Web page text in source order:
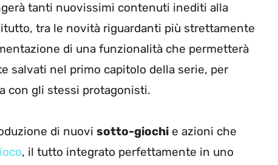
tanti nuovissimi contenuti inediti alla
tra le novità riguardanti più strettamente
di una funzionalità che permetterà
salvati nel primo capitolo della serie, per
con gli stessi protagonisti.
di nuovi sotto-giochi e azioni che
, il tutto integrato perfettamente in uno